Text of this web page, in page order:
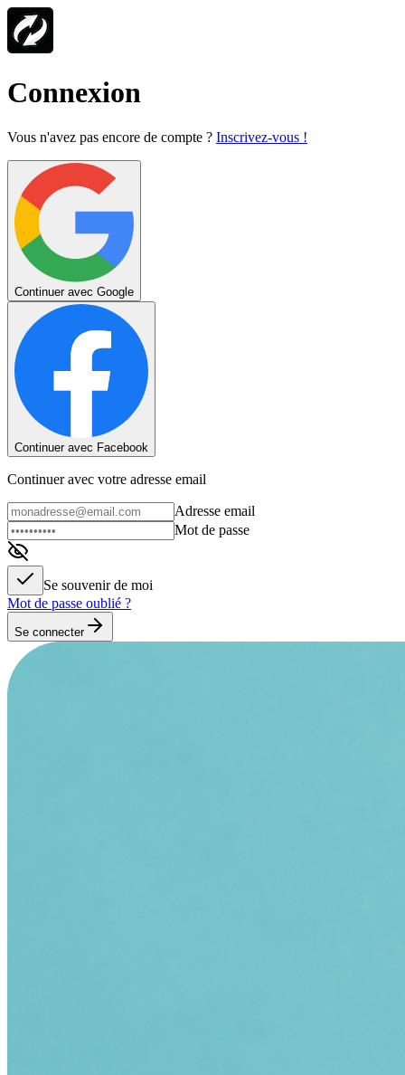
Connexion
Vous n'avez pas encore de compte ? Inscrivez-vous !
Continuer avec Google
Continuer avec Facebook
Continuer avec votre adresse email
Adresse email
Mot de passe
Se souvenir de moi
Mot de passe oublié ?
Se connecter